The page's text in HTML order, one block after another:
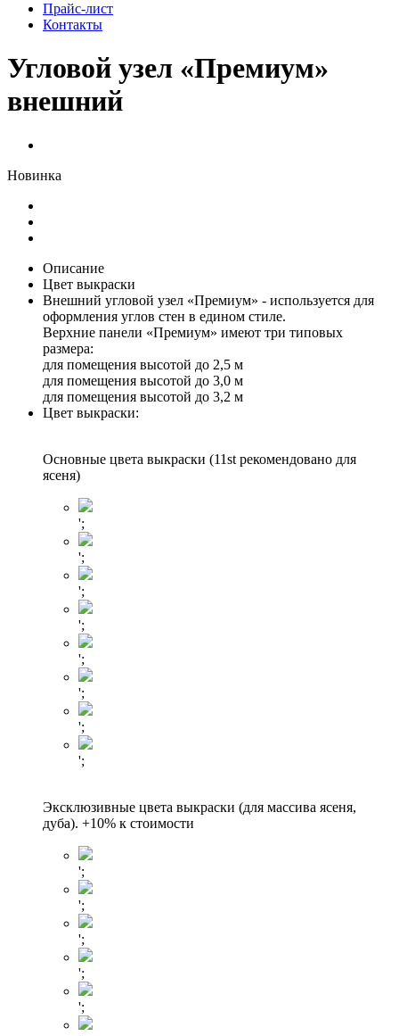
Прайс-лист
Контакты
Угловой узел «Премиум»
внешний
Новинка
Описание
Цвет выкраски
Внешний угловой узел «Премиум» - используется для
оформления углов стен в едином стиле.
Верхние панели «Премиум» имеют три типовых
размера:
для помещения высотой до 2,5 м
для помещения высотой до 3,0 м
для помещения высотой до 3,2 м
Цвет выкраски:
Основные цвета выкраски (11st рекомендовано для
ясеня)
';
';
';
';
';
';
';
';
Эксклюзивные цвета выкраски (для массива ясеня,
дуба). +10% к стоимости
';
';
';
';
';